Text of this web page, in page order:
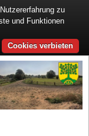
zu
und Funktionen
Cookies verbieten